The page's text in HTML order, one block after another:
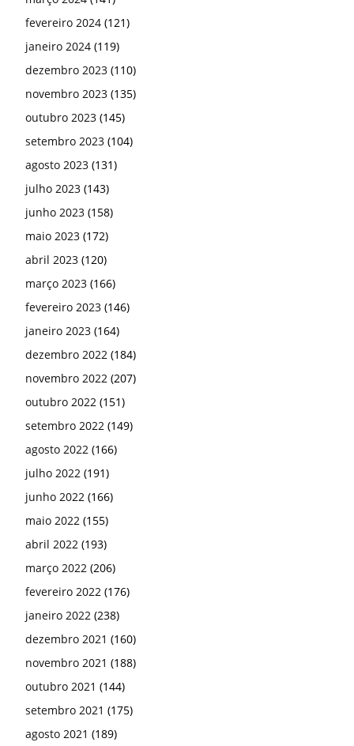
fevereiro 2024 (121)
janeiro 2024 (119)
dezembro 2023 (110)
novembro 2023 (135)
outubro 2023 (145)
setembro 2023 (104)
agosto 2023 (131)
julho 2023 (143)
junho 2023 (158)
maio 2023 (172)
abril 2023 (120)
março 2023 (166)
fevereiro 2023 (146)
janeiro 2023 (164)
dezembro 2022 (184)
novembro 2022 (207)
outubro 2022 (151)
setembro 2022 (149)
agosto 2022 (166)
julho 2022 (191)
junho 2022 (166)
maio 2022 (155)
abril 2022 (193)
março 2022 (206)
fevereiro 2022 (176)
janeiro 2022 (238)
dezembro 2021 (160)
novembro 2021 (188)
outubro 2021 (144)
setembro 2021 (175)
agosto 2021 (189)